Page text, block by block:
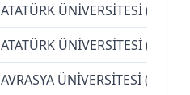
ATATÜRK ÜNİVERSİTESİ
ATATÜRK ÜNİVERSİTESİ
AVRASYA ÜNİVERSİTESİ